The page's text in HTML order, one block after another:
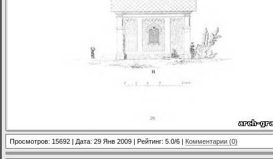
Просмотров: 15692 | Дата: 29 Янв 2009 | Рейтинг: 5.0/6 | Комментарии (0)